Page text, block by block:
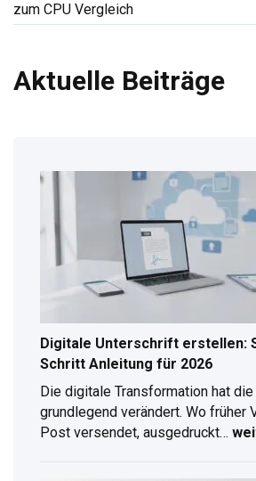
zum CPU Vergleich
Aktuelle Beiträge
Digitale Unterschrift erstellen:
Schritt Anleitung für 2026
Die digitale Transformation hat
grundlegend verändert. Wo früher
Post versendet, ausgedruckt…